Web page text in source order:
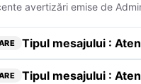
avertizări emise de
Tipul mesajului :
Tipul mesajului :